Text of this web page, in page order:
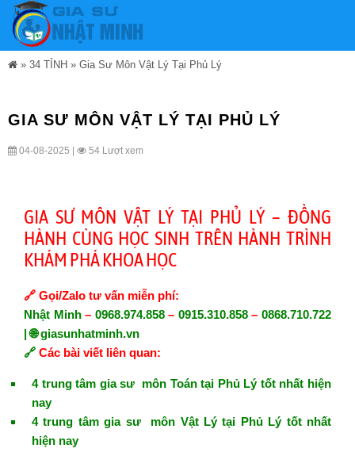
» 34 TỈNH » Gia Sư Môn Vật Lý Tại Phủ Lý
GIA SƯ MÔN VẬT LÝ TẠI PHỦ LÝ
04-08-2025 | 54 Lượt xem
GIA SƯ MÔN VẬT LÝ TẠI PHỦ LÝ – ĐỒNG
HÀNH CÙNG HỌC SINH TRÊN HÀNH TRÌNH
KHÁM PHÁ KHOA HỌC
🔗 Gọi/Zalo tư vấn miễn phí:
Nhật Minh– 0968.974.858– 0915.310.858– 0868.710.722
| 🌐giasunhatminh.vn
🔗 Các bài viết liên quan:
4 trung tâm gia sư môn Toán tại Phủ Lý tốt nhất hiện
nay
4 trung tâm gia sư môn Vật Lý tại Phủ Lý tốt nhất
hiện nay